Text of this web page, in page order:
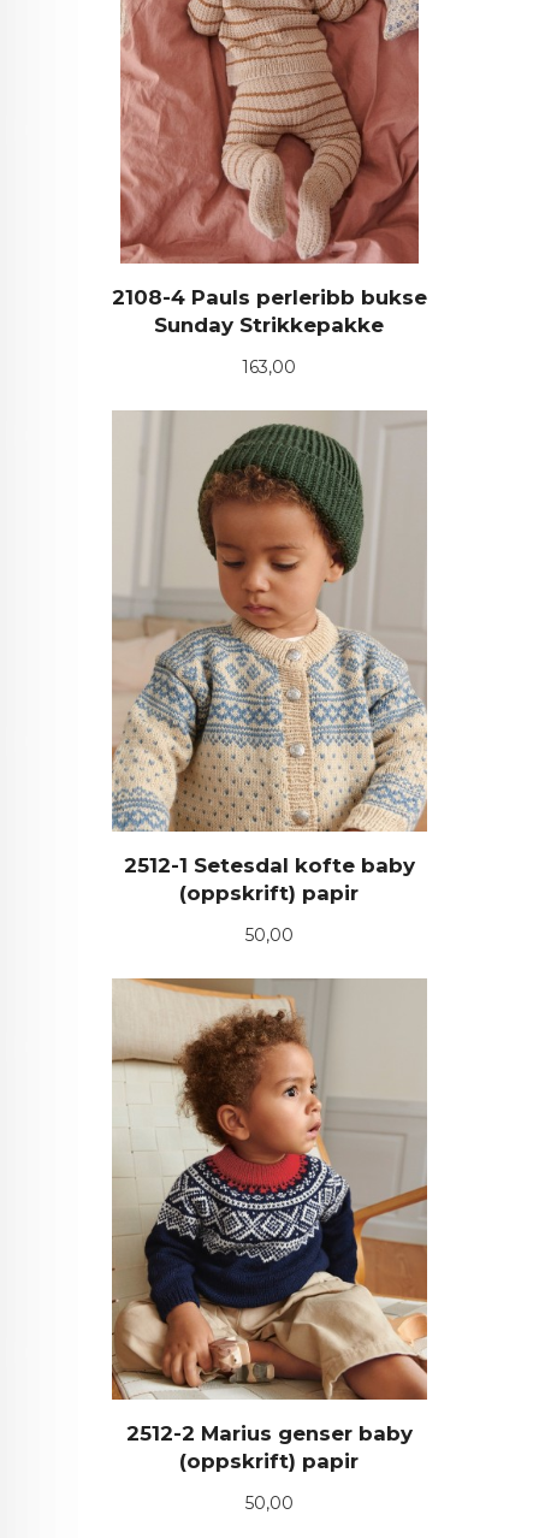
2108-4 Pauls perleribb bukse
Sunday Strikkepakke
Pris
163,00
2512-1 Setesdal kofte baby
(oppskrift) papir
Pris
50,00
2512-2 Marius genser baby
(oppskrift) papir
Pris
50,00